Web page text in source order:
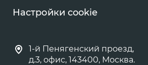
Настройки cookie
1-й Пенягенский проезд,
д.3, офис, 143400, Москва.